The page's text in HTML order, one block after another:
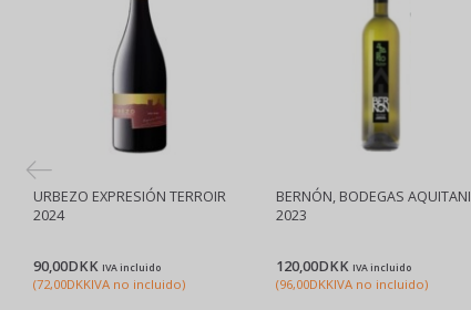
URBEZO EXPRESIÓN TERROIR
2024
90,00DKK IVA incluido
(72,00DKKIVA no incluido)
BERNÓN, BODEGAS
2023
120,00DKK IVA incluido
(96,00DKKIVA no incluido)